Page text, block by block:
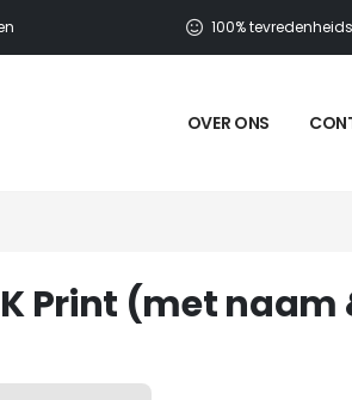
100%
OVER ONS
Print (met naam